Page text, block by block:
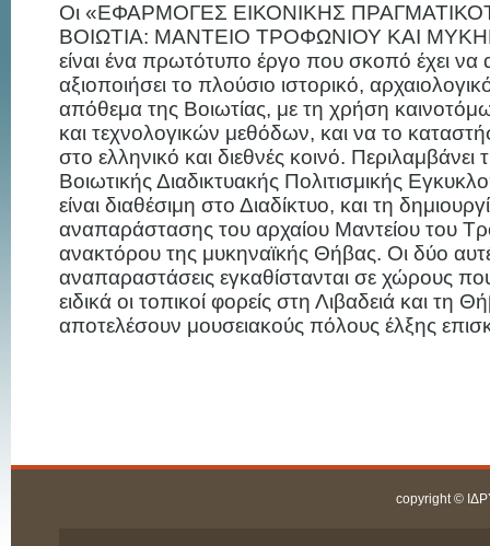
Οι «ΕΦΑΡΜΟΓΕΣ ΕΙΚΟΝΙΚΗΣ
ΒΟΙΩΤΙΑ: ΜΑΝΤΕΙΟ ΤΡΟΦΩΝΙΟΥ ΚΑΙ
είναι ένα πρωτότυπο έργο που σκοπό έχει να
αξιοποιήσει το πλούσιο ιστορικό,
απόθεμα της Βοιωτίας, με τη χρήση
και τεχνολογικών μεθόδων, και να το
στο ελληνικό και διεθνές κοινό. Περιλαμβάνει
Βοιωτικής Διαδικτυακής Πολιτισμικής
είναι διαθέσιμη στο Διαδίκτυο, και τη
αναπαράστασης του αρχαίου Μαντείου του
ανακτόρου της μυκηναϊκής Θήβας. Οι δύο
αναπαραστάσεις εγκαθίστανται σε χώρους
ειδικά οι τοπικοί φορείς στη Λιβαδειά και τη
αποτελέσουν μουσειακούς πόλους έλξης
copyright ©